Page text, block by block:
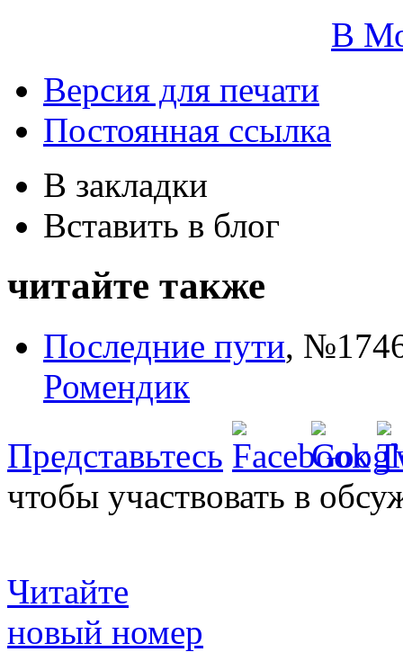
В
Версия для печати
Постоянная ссылка
В закладки
Вставить в блог
читайте также
Последние пути,
Ромендик
Представьтесь
чтобы участвовать в
Читайте
новый номер